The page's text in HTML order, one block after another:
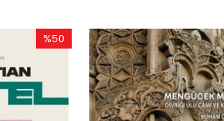
%50
%50İndirim